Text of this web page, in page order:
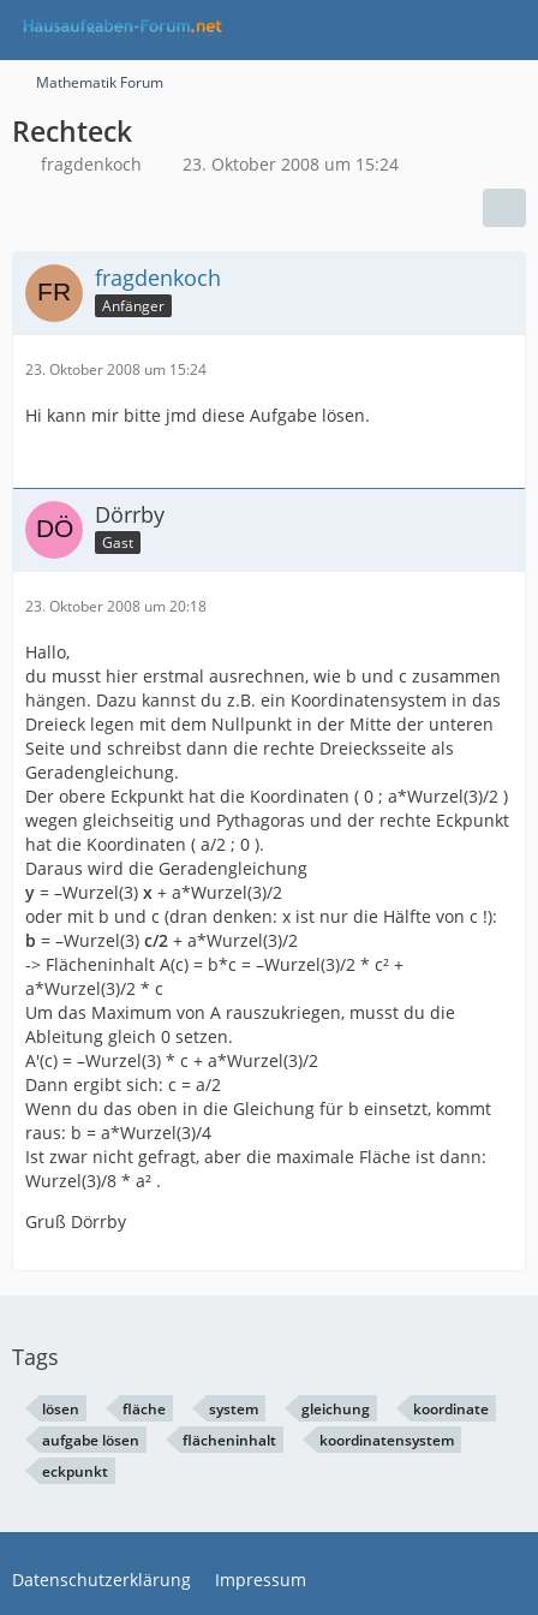
Mathematik Forum
Rechteck
fragdenkoch 23. Oktober 2008 um 15:24
fragdenkoch
Anfänger
23. Oktober 2008 um 15:24
Hi kann mir bitte jmd diese Aufgabe lösen.
Dörrby
Gast
23. Oktober 2008 um 20:18
Hallo,
du musst hier erstmal ausrechnen, wie b und c zusammen
hängen. Dazu kannst du z.B. ein Koordinatensystem in das
Dreieck legen mit dem Nullpunkt in der Mitte der unteren
Seite und schreibst dann die rechte Dreiecksseite als
Geradengleichung.
Der obere Eckpunkt hat die Koordinaten ( 0 ; a*Wurzel(3)/2 )
wegen gleichseitig und Pythagoras und der rechte Eckpunkt
hat die Koordinaten ( a/2 ; 0 ).
Daraus wird die Geradengleichung
y = –Wurzel(3) x + a*Wurzel(3)/2
oder mit b und c (dran denken: x ist nur die Hälfte von c !):
b = –Wurzel(3) c/2 + a*Wurzel(3)/2
-> Flächeninhalt A(c) = b*c = –Wurzel(3)/2 * c² +
a*Wurzel(3)/2 * c
Um das Maximum von A rauszukriegen, musst du die
Ableitung gleich 0 setzen.
A'(c) = –Wurzel(3) * c + a*Wurzel(3)/2
Dann ergibt sich: c = a/2
Wenn du das oben in die Gleichung für b einsetzt, kommt
raus: b = a*Wurzel(3)/4
Ist zwar nicht gefragt, aber die maximale Fläche ist dann:
Wurzel(3)/8 * a² .
Gruß Dörrby
Tags
lösen fläche system gleichung
koordinate
aufgabe lösen
flächeninhalt
koordinatensystem
eckpunkt
Datenschutzerklärung Impressum